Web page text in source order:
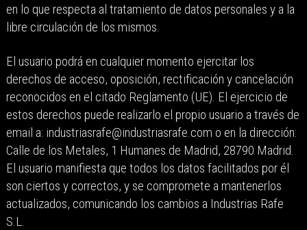
en lo que respecta al tratamiento de datos personales y a la
libre circulación de los mismos.
El usuario podrá en cualquier momento ejercitar los
derechos de acceso, oposición, rectificación y cancelación
reconocidos en el citado Reglamento (UE). El ejercicio de
estos derechos puede realizarlo el propio usuario a través de
email a: industriasrafe@industriasrafe.com o en la dirección:
Calle de los Metales, 1 Humanes de Madrid, 28790 Madrid.
El usuario manifiesta que todos los datos facilitados por él
son ciertos y correctos, y se compromete a mantenerlos
actualizados, comunicando los cambios a Industrias Rafe
S.L.